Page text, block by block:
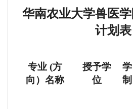
华南农业大学兽医
计划表
专业 (方
向）名称
授予学
位
学
制